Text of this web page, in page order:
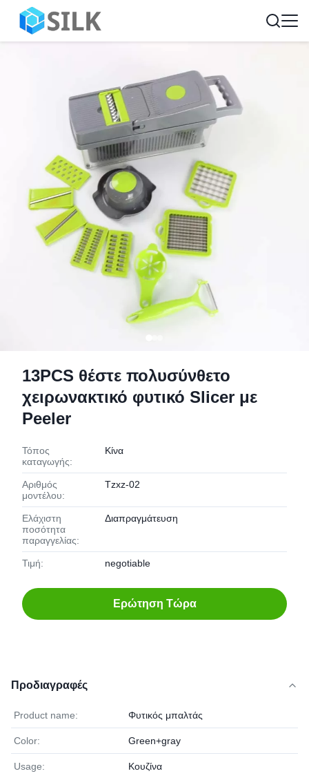
13PCS θέστε πολυσύνθετο
χειρωνακτικό φυτικό Slicer με
Peeler
Τόπος
καταγωγής:
Κίνα
Αριθμός
μοντέλου:
Tzxz-02
Ελάχιστη
ποσότητα
παραγγελίας:
Διαπραγμάτευση
Τιμή: negotiable
Ερώτηση Τώρα
Προδιαγραφές
Product name: Φυτικός μπαλτάς
Color: Green+gray
Usage: Κουζίνα